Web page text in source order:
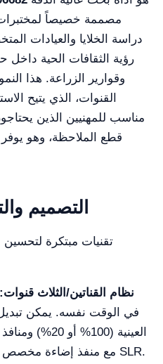
مصممة خصيصاً لمختبرات
دراسة الخلايا والعيادات
رؤية الثقافات الحية داخل
وقوارير الزراعة. هذا
القنوات، الذي يتيح
مناسب للمهنيين الذين
قطع الملاحظة، وهو يوفر
التصميم
نظام القناتين/الثلاث قنوات:
في الوقت نفسه. يمكن
مع منفذ إضاءة مخصص بنسبة 100% لكاميرات SLR.